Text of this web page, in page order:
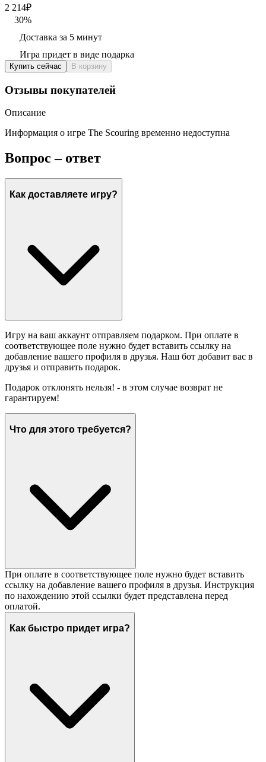
2 214₽
30%
Доставка за 5 минут
Игра придет в виде подарка
Купить сейчас В корзину
Отзывы покупателей
Описание
Информация о игре The Scouring временно недоступна
Вопрос – ответ
Как доставляете игру?
Игру на ваш аккаунт отправляем подарком. При оплате в
соответствующее поле нужно будет вставить ссылку на
добавление вашего профиля в друзья. Наш бот добавит вас в
друзья и отправить подарок.
Подарок отклонять нельзя! - в этом случае возврат не
гарантируем!
Что для этого требуется?
При оплате в соответствующее поле нужно будет вставить
ссылку на добавление вашего профиля в друзья. Инструкция
по нахождению этой ссылки будет представлена перед
оплатой.
Как быстро придет игра?